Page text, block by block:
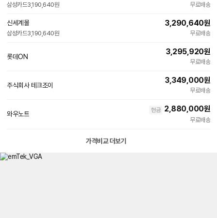
삼성카드3,190,640원 무료배송
신세계몰
삼성카드3,190,640원
3,290,640원
무료배송
롯데ON
3,295,920원
무료배송
주식회사 테크조이
3,349,000원
무료배송
와우노트
현금 2,880,000원
무료배송
가격비교 더보기